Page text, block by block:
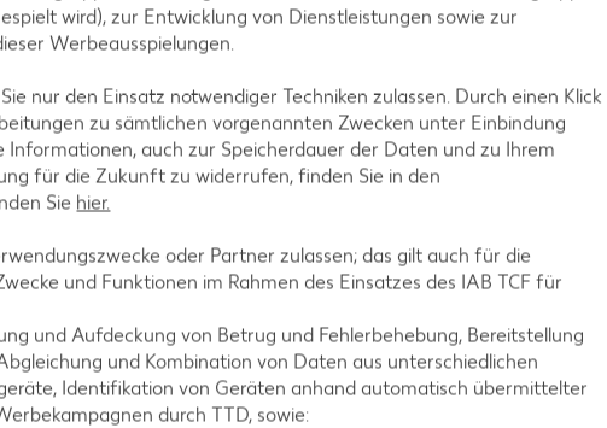
Muffin-Rezepte
Apfelkuchen-Rezepte
Schokokuchen-Rezepte
Torten-Rezepte
Eis-Rezepte
Plätzchen-Rezepte
wird), zur Entwicklung von Dienstleistungen sowie zur
Werbeausspielungen.
nur den Einsatz notwendiger Techniken zulassen. Durch einen Klick
zu sämtlichen vorgenannten Zwecken unter Einbindung
auch zur Speicherdauer der Daten und zu Ihrem
für die Zukunft zu widerrufen, finden Sie in den
Sie hier.
oder Partner zulassen; das gilt auch für die
und Funktionen im Rahmen des Einsatzes des IAB TCF für
und Aufdeckung von Betrug und Fehlerbehebung, Bereitstellung
und Kombination von Daten aus unterschiedlichen
Identifikation von Geräten anhand automatisch übermittelter
durch TTD, sowie: